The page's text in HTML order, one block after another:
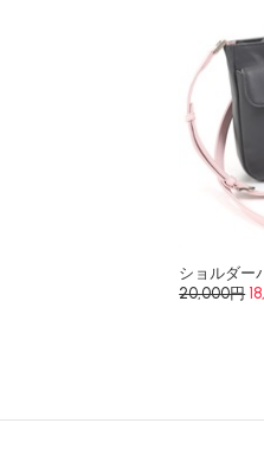
ショルダー
20,000円